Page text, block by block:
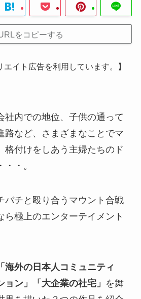
をコピーする
エイト広告を利用しています。】
社内での地位、子供の通って
路など、さまざまなことでマ
格付けをしあう主婦たちのド
・。
バチと殴り合うマウント合戦
ら極上のエンターテイメント
「海外の日本人コミュニティ
ン」「大企業の社宅」 を舞